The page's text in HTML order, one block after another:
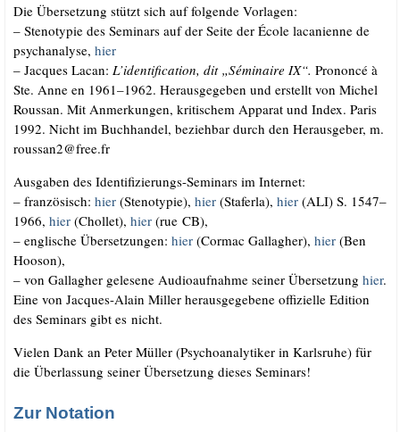
Die Über­set­zung stützt sich auf fol­gen­de Vorlagen:
– Ste­no­ty­pie des Semi­nars auf der Sei­te der Éco­le laca­ni­en­ne de
psy­ch­ana­ly­se, hier
– Jac­ques Lacan: L’identification, dit „Sémi­n­aire IX“. Pro­non­cé à
Ste. Anne en 1961–1962. Her­aus­ge­ge­ben und erstellt von Michel
Rous­san. Mit Anmer­kun­gen, kri­ti­schem Appa­rat und Index. Paris
1992. Nicht im Buch­han­del, bezieh­bar durch den Her­aus­ge­ber, m.​
roussan2@​free.​fr
Aus­ga­ben des Iden­ti­fi­zie­rungs-Semi­nars im Internet:
– fran­zö­sisch: hier(Ste­no­ty­pie), hier(Sta­fer­la), hier (ALI) S. 1547–
1966, hier(Chol­let), hier(rue CB),
– eng­li­sche Über­set­zun­gen: hier(Cor­mac Gal­lag­her), hier(Ben
Hooson),
– von Gal­lag­her gele­se­ne Audio­auf­nah­me sei­ner Über­set­zung hier.
Eine von Jac­ques-Alain Mil­ler her­aus­ge­ge­be­ne offi­zi­el­le Edi­ti­on
des Semi­nars gibt es nicht.
Vie­len Dank an Peter Mül­ler (Psy­cho­ana­ly­ti­ker in Karls­ru­he) für
die Über­las­sung sei­ner Über­set­zung die­ses Seminars!
Zur Notation